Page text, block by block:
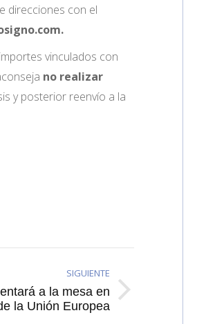
direcciones con el
vinculados con
no realizar
y posterior reenvío a la
SIGUIENTE
a la mesa en
la Unión Europea